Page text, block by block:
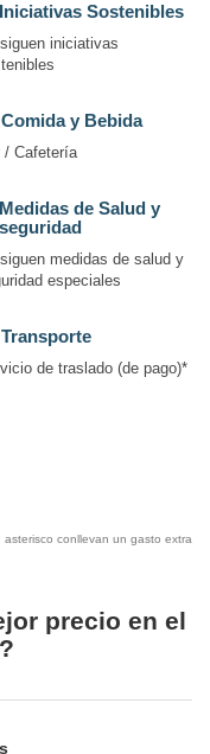
Iniciativas Sostenibles
iniciativas
Comida y Bebida
/ Cafetería
Medidas de Salud y
seguridad
medidas de salud y
especiales
Transporte
de traslado (de pago)*
asterisco conllevan un gasto extra
precio en el